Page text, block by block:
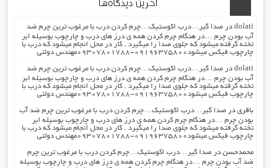
dolati درصدا گیر…درب اکوستیک…چرم کردن درب با مرغوب ترین چرم ضد
آب بودن چرم …در هنگام چرم کردن همه ی درز های درب و چارچوب بوسیله ابر
تخته گرفته میشود که جلوی صدا را میگیرد . کار در محل انجام میشود که درب با
چارچوب فیکس میشود۰۹۱۹۶۳۷۵۸۰۰-۰۹۳۰۷۸۰۱۷۸۸مهندس دولتی
dolati درصدا گیر…درب اکوستیک…چرم کردن درب با مرغوب ترین چرم ضد
آب بودن چرم …در هنگام چرم کردن همه ی درز های درب و چارچوب بوسیله ابر
تخته گرفته میشود که جلوی صدا را میگیرد . کار در محل انجام میشود که درب با
چارچوب فیکس میشود۰۹۱۹۶۳۷۵۸۰۰-۰۹۳۰۷۸۰۱۷۸۸مهندس دولتی
باقری درصدا گیر…درب اکوستیک…چرم کردن درب با مرغوب ترین چرم ضد آب
بودن چرم …در هنگام چرم کردن همه ی درز های درب و چارچوب بوسیله ابر
تخته گرفته میشود که جلوی صدا را میگیرد . کار در محل انجام میشود که درب با
چارچوب فیکس میشود۰۹۱۹۶۳۷۵۸۰۰-۰۹۳۰۷۸۰۱۷۸۸مهندس دولتی
محمدحسن درصدا گیر…درب اکوستیک…چرم کردن درب با مرغوب ترین چرم
ضد آب بودن چرم …در هنگام چرم کردن همه ی درز های درب و چارچوب بوسیله